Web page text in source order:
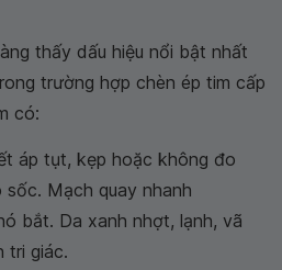
thấy dấu hiệu nổi bật nhất
trường hợp chèn ép tim cấp
có:
áp tụt, kẹp hoặc không đo
Mạch quay nhanh
bắt. Da xanh nhợt, lạnh, vã
tri giác.